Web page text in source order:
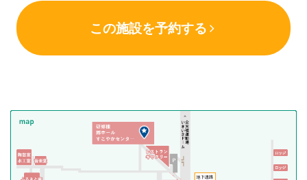
この施設を予約する